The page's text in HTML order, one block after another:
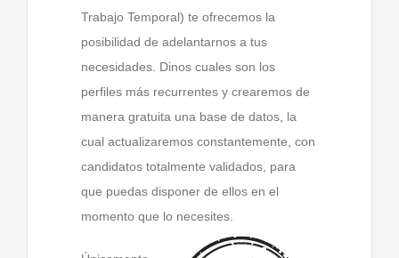
Trabajo Temporal) te ofrecemos la
posibilidad de adelantarnos a tus
necesidades. Dinos cuales son los
perfiles más recurrentes y crearemos de
manera gratuita una base de datos, la
cual actualizaremos constantemente, con
candidatos totalmente validados, para
que puedas disponer de ellos en el
momento que lo necesites.